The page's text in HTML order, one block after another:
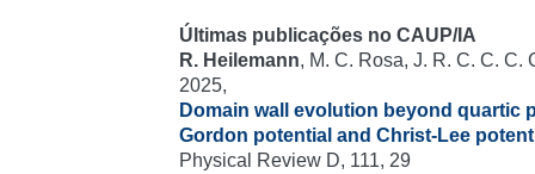
Últimas publicações no CAUP/IA
R. Heilemann, M. C. Rosa, J. R. C. C. C.
2025,
Domain wall evolution beyond quartic
Gordon potential and Christ-Lee
Physical Review D, 111, 29